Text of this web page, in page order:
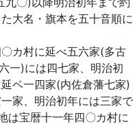
大名・旗本を五十音順に
カ村に延べ五六家(多古
一)には四七家、明治初
ベ一四家(内佐倉藩七家)
家、明治初年には三家で
は宝暦十一年四〇カ村に